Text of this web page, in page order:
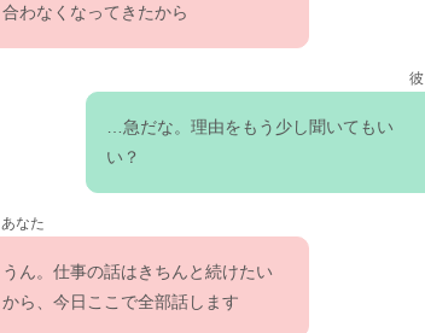
合わなくなってきたから
彼
…急だな。理由をもう少し聞いてもい
い？
あなた
うん。仕事の話はきちんと続けたい
から、今日ここで全部話します